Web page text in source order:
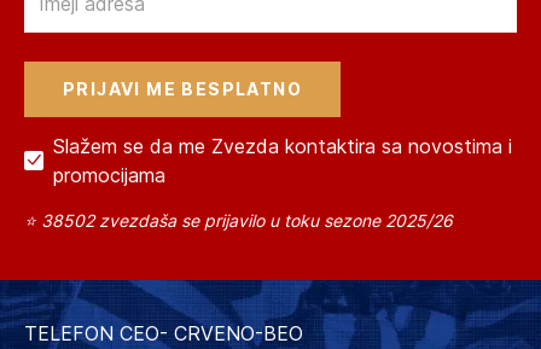
Slažem se da me Zvezda kontaktira sa novostima i
promocijama
⭐ 38502 zvezdaša se prijavilo u toku sezone 2025/26
TELEFON CEO- CRVENO-BEO